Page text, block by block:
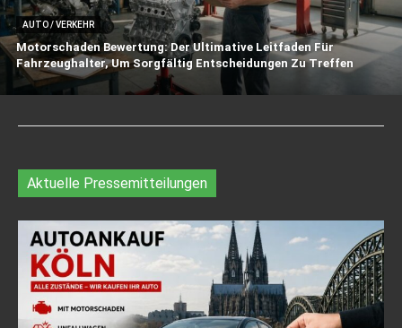
AUTO / VERKEHR
Motorschaden Bewertung: Der Ultimative Leitfaden Für
Fahrzeughalter, Um Sorgfältig Entscheidungen Zu Treffen
Aktuelle Pressemitteilungen